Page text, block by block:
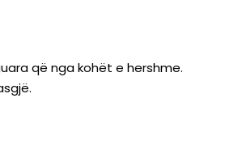
që nga kohët e hershme.